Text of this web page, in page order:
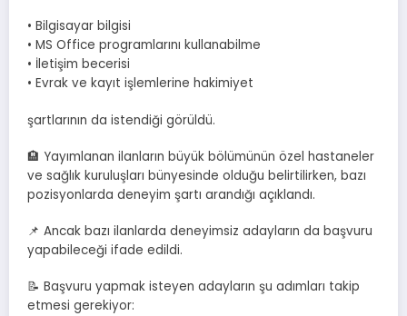
• Bilgisayar bilgisi
• MS Office programlarını kullanabilme
• İletişim becerisi
• Evrak ve kayıt işlemlerine hakimiyet
şartlarının da istendiği görüldü.
🏨 Yayımlanan ilanların büyük bölümünün özel hastaneler
ve sağlık kuruluşları bünyesinde olduğu belirtilirken, bazı
pozisyonlarda deneyim şartı arandığı açıklandı.
📌 Ancak bazı ilanlarda deneyimsiz adayların da başvuru
yapabileceği ifade edildi.
📝 Başvuru yapmak isteyen adayların şu adımları takip
etmesi gerekiyor: